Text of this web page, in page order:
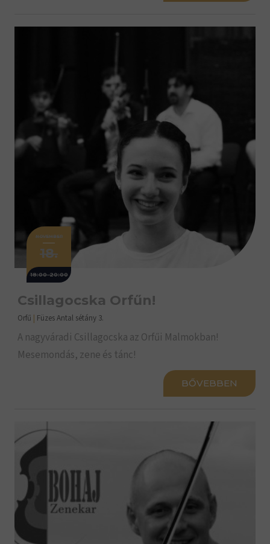
NOVEMBER
18.
18:00-20:00
Csillagocska Orfűn!
Orfű | Füzes Antal sétány 3.
A nagyváradi Csillagocska az Orfűi Malmokban!
Mesemondás, zene és tánc!
BŐVEBBEN